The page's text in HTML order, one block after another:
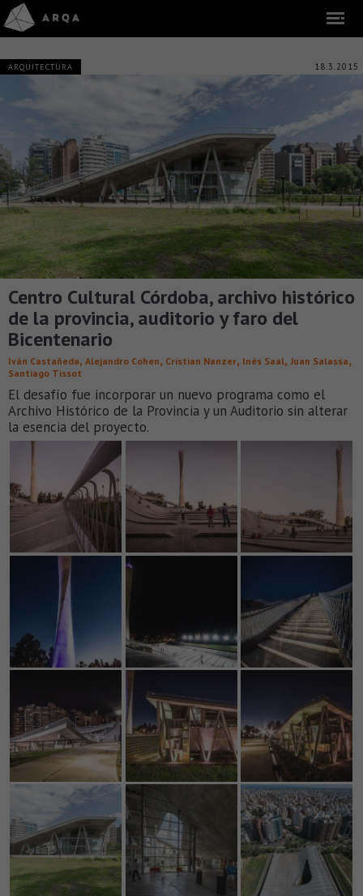
ARQUITECTURA 18.3.2015
Centro Cultural Córdoba, archivo histórico
de la provincia, auditorio y faro del
Bicentenario
Iván Castañeda, Alejandro Cohen, Cristian Nanzer, Inés Saal, Juan Salassa,
Santiago Tissot
El desafío fue incorporar un nuevo programa como el
Archivo Histórico de la Provincia y un Auditorio sin alterar
la esencia del proyecto.